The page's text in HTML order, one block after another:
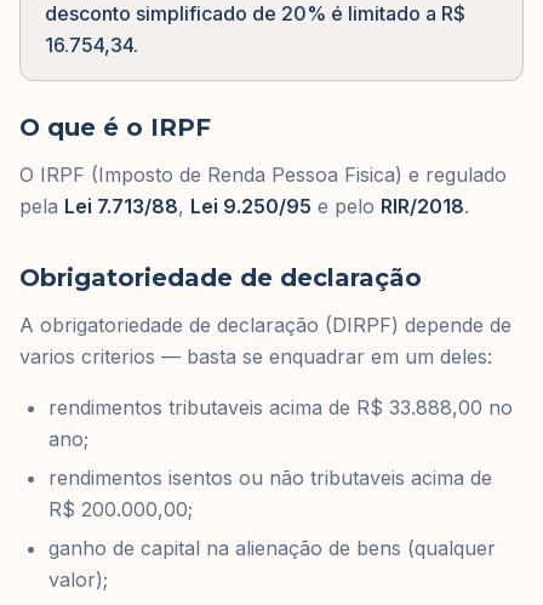
desconto simplificado de 20% é limitado a R$
16.754,34.
O que é o IRPF
O IRPF (Imposto de Renda Pessoa Fisica) e regulado
pela Lei 7.713/88, Lei 9.250/95 e pelo RIR/2018.
Obrigatoriedade de declaração
A obrigatoriedade de declaração (DIRPF) depende de
varios criterios — basta se enquadrar em um deles:
rendimentos tributaveis acima de R$ 33.888,00 no
ano;
rendimentos isentos ou não tributaveis acima de
R$ 200.000,00;
ganho de capital na alienação de bens (qualquer
valor);